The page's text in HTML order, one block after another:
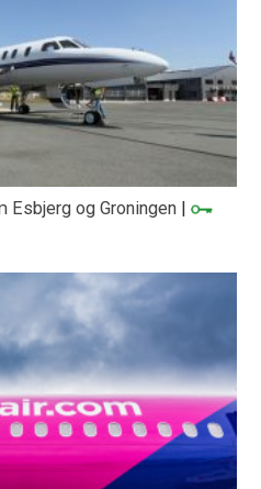
og Groningen |